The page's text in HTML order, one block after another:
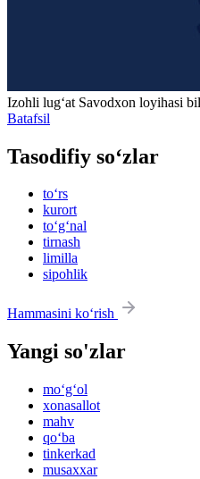
Izohli lugʻat Savodxon loyihasi
Batafsil
Tasodifiy so‘zlar
to‘rs
kurort
to‘g‘nal
tirnash
limilla
sipohlik
Hammasini ko‘rish
Yangi so'zlar
mo‘g‘ol
xonasallot
mahv
qo‘ba
tinkerkad
musaxxar